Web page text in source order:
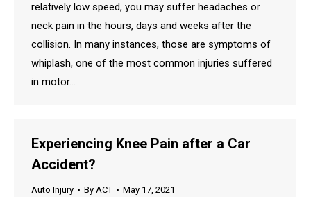
relatively low speed, you may suffer headaches or
neck pain in the hours, days and weeks after the
collision. In many instances, those are symptoms of
whiplash, one of the most common injuries suffered
in motor…
Experiencing Knee Pain after a Car
Accident?
Auto Injury By ACT May 17, 2021